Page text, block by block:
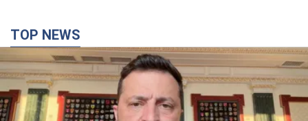
TOP NEWS